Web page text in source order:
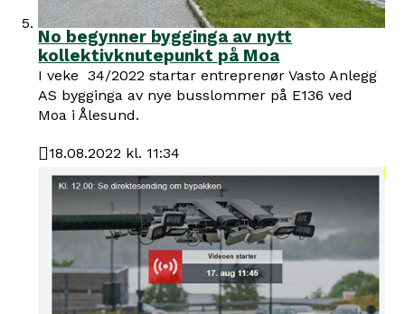
No begynner bygginga av nytt
kollektivknutepunkt på Moa
I veke 34/2022 startar entreprenør Vasto Anlegg
AS bygginga av nye busslommer på E136 ved
Moa i Ålesund.
Publisert
18.08.2022 kl. 11:34